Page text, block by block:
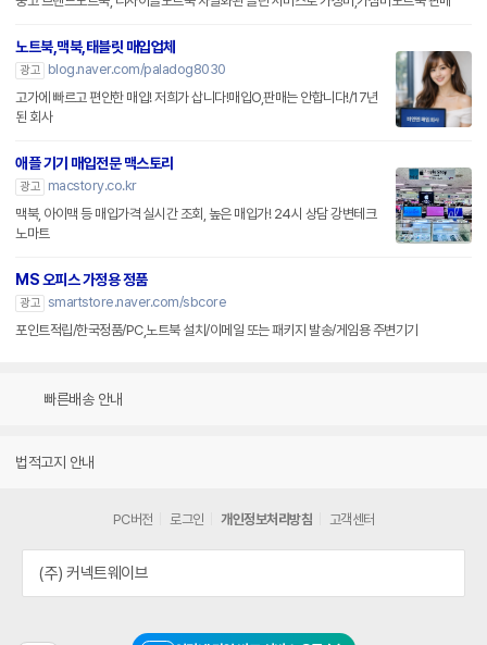
노트북,맥북,태블릿 매입업체
광고
blog.naver.com/paladog8030
고가에 빠르고 편안한 매입! 저희가 삽니다!매입O,판매는 안합니다!/17년
된 회사
애플 기기 매입전문 맥스토리
광고
macstory.co.kr
맥북, 아이맥 등 매입가격 실시간 조회, 높은 매입가! 24시 상담 강변테크
노마트
MS 오피스 가정용 정품
광고 smartstore.naver.com/sbcore
포인트적립/한국정품/PC,노트북 설치/이메일 또는 패키지 발송/게임용 주변기기
빠른배송 안내
법적고지 안내
PC버전 로그인 개인정보처리방침 고객센터
(주) 커넥트웨이브